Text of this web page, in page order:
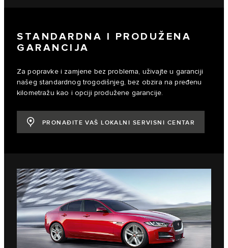
STANDARDNA I PRODUŽENA
GARANCIJA
Za popravke i zamjene bez problema, uživajte u garanciji
našeg standardnog trogodišnjeg, bez obzira na pređenu
kilometražu kao i opciji produžene garancije.
PRONAĐITE VAŠ LOKALNI SERVISNI CENTAR